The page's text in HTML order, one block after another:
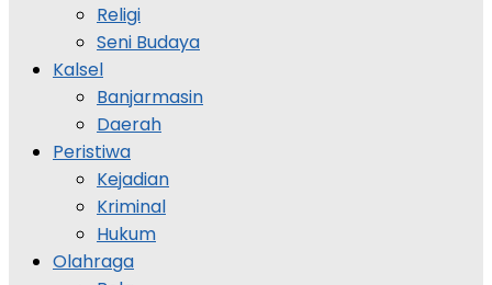
Religi
Seni Budaya
Kalsel
Banjarmasin
Daerah
Peristiwa
Kejadian
Kriminal
Hukum
Olahraga